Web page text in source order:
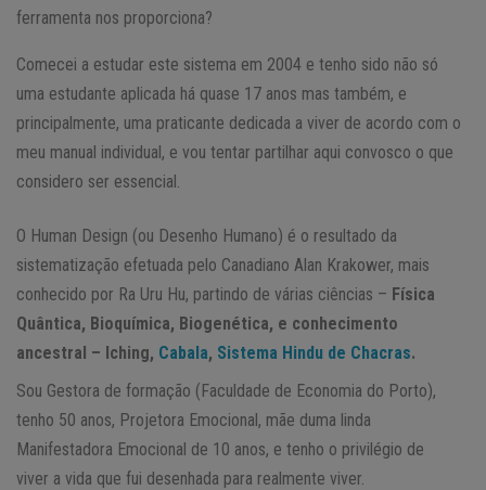
ferramenta nos proporciona?
Comecei a estudar este sistema em 2004 e tenho sido não só
uma estudante aplicada há quase 17 anos mas também, e
principalmente, uma praticante dedicada a viver de acordo com o
meu manual individual, e vou tentar partilhar aqui convosco o que
considero ser essencial.
O Human Design (ou Desenho Humano) é o resultado da
sistematização efetuada pelo Canadiano Alan Krakower, mais
conhecido por Ra Uru Hu, partindo de várias ciências – Física
Quântica, Bioquímica, Biogenética, e conhecimento
ancestral – Iching, Cabala, Sistema Hindu de Chacras.
Sou Gestora de formação (Faculdade de Economia do Porto),
tenho 50 anos, Projetora Emocional, mãe duma linda
Manifestadora Emocional de 10 anos, e tenho o privilégio de
viver a vida que fui desenhada para realmente viver.